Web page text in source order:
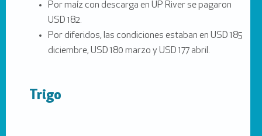
Por maíz con descarga en UP River se pagaron
USD 182.
Por diferidos, las condiciones estaban en USD 185
diciembre, USD 180 marzo y USD 177 abril.
Trigo